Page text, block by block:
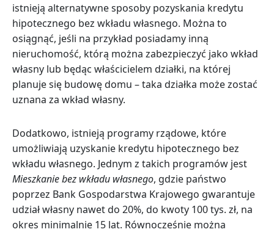
istnieją alternatywne sposoby pozyskania kredytu
hipotecznego bez wkładu własnego. Można to
osiągnąć, jeśli na przykład posiadamy inną
nieruchomość, którą można zabezpieczyć jako wkład
własny lub będąc właścicielem działki, na której
planuje się budowę domu – taka działka może zostać
uznana za wkład własny.
Dodatkowo, istnieją programy rządowe, które
umożliwiają uzyskanie kredytu hipotecznego bez
wkładu własnego. Jednym z takich programów jest
Mieszkanie bez wkładu własnego, gdzie państwo
poprzez Bank Gospodarstwa Krajowego gwarantuje
udział własny nawet do 20%, do kwoty 100 tys. zł, na
okres minimalnie 15 lat. Równocześnie można